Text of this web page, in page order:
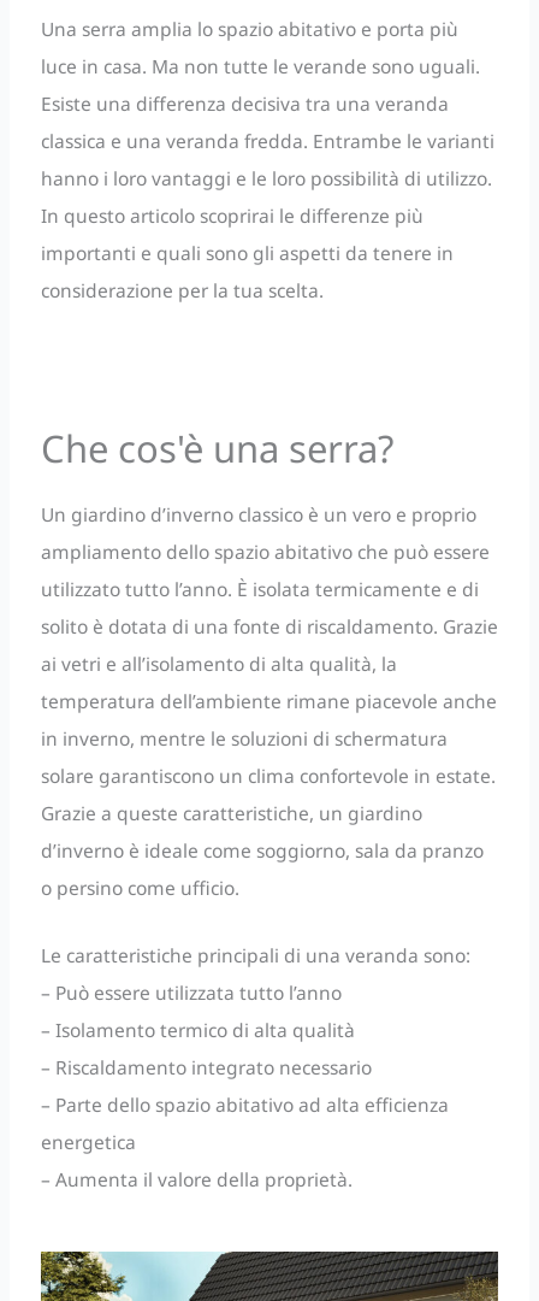
Una serra amplia lo spazio abitativo e porta più
luce in casa. Ma non tutte le verande sono uguali.
Esiste una differenza decisiva tra una veranda
classica e una veranda fredda. Entrambe le varianti
hanno i loro vantaggi e le loro possibilità di utilizzo.
In questo articolo scoprirai le differenze più
importanti e quali sono gli aspetti da tenere in
considerazione per la tua scelta.
Che cos'è una serra?
Un giardino d’inverno classico è un vero e proprio
ampliamento dello spazio abitativo che può essere
utilizzato tutto l’anno. È isolata termicamente e di
solito è dotata di una fonte di riscaldamento. Grazie
ai vetri e all’isolamento di alta qualità, la
temperatura dell’ambiente rimane piacevole anche
in inverno, mentre le soluzioni di schermatura
solare garantiscono un clima confortevole in estate.
Grazie a queste caratteristiche, un giardino
d’inverno è ideale come soggiorno, sala da pranzo
o persino come ufficio.
Le caratteristiche principali di una veranda sono:
– Può essere utilizzata tutto l’anno
– Isolamento termico di alta qualità
– Riscaldamento integrato necessario
– Parte dello spazio abitativo ad alta efficienza
energetica
– Aumenta il valore della proprietà.